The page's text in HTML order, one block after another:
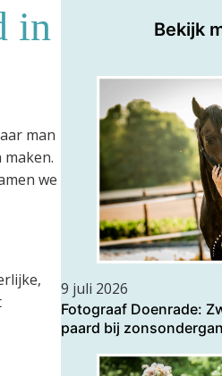
in
man
we
Bekijk
9 juli 2026
Fotograaf Doenrade:
paard bij